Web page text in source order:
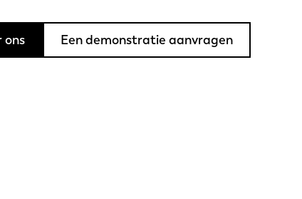
ons Een demonstratie aanvragen